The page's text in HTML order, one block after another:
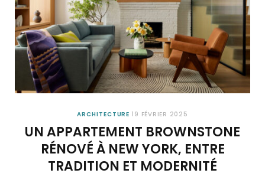
ARCHITECTURE 19 FÉVRIER 2025
UN APPARTEMENT BROWNSTONE
RÉNOVÉ À NEW YORK, ENTRE
TRADITION ET MODERNITÉ